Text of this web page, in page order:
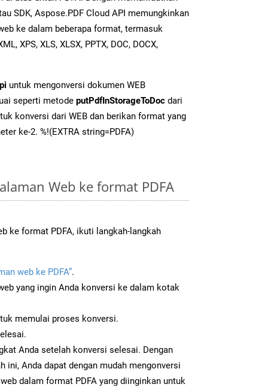
SDK, Aspose.PDF Cloud API memungkinkan
ke dalam beberapa format, termasuk
XPS, XLS, XLSX, PPTX, DOC, DOCX,
untuk mengonversi dokumen WEB
seperti metode putPdfInStorageToDoc dari
konversi dari WEB dan berikan format yang
ke-2. %!(EXTRA string=PDFA)
Web ke format PDFA
ke format PDFA, ikuti langkah-langkah
web ke PDFA”.
yang ingin Anda konversi ke dalam kotak
memulai proses konversi.
Anda setelah konversi selesai. Dengan
ini, Anda dapat dengan mudah mengonversi
dalam format PDFA yang diinginkan untuk